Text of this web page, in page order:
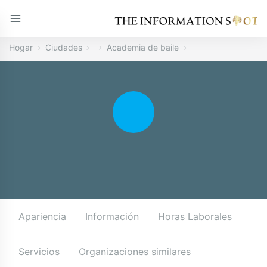
Hogar Ciudades Academia de baile
Apariencia Información Horas Laborales
Servicios Organizaciones similares